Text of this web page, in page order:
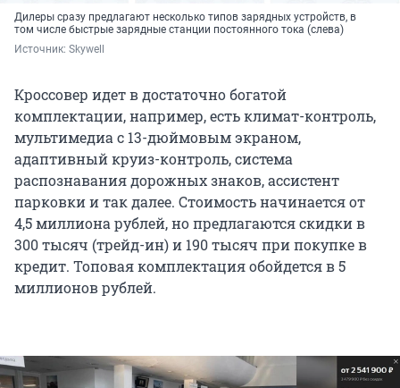
Дилеры сразу предлагают несколько типов зарядных устройств, в
том числе быстрые зарядные станции постоянного тока (слева)
Источник: Skywell
Кроссовер идет в достаточно богатой
комплектации, например, есть климат-контроль,
мультимедиа с 13-дюймовым экраном,
адаптивный круиз-контроль, система
распознавания дорожных знаков, ассистент
парковки и так далее. Стоимость начинается от
4,5 миллиона рублей, но предлагаются скидки в
300 тысяч (трейд-ин) и 190 тысяч при покупке в
кредит. Топовая комплектация обойдется в 5
миллионов рублей.